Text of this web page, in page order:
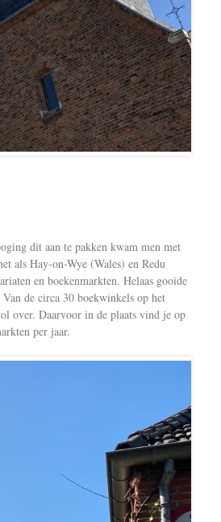
dit aan te pakken kwam men met
als Hay-on-Wye (Wales) en Redu
en boekenmarkten. Helaas gooide
de circa 30 boekwinkels op het
over. Daarvoor in de plaats vind je op
per jaar.